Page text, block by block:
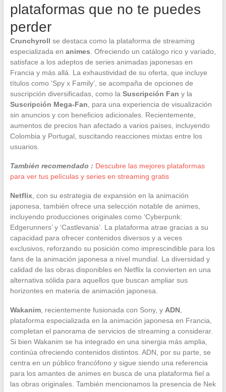
plataformas que no te puedes
perder
Crunchyroll se destaca como la plataforma de streaming
especializada en animes . Ofreciendo un catálogo rico y variado,
satisface a los adeptos de series animadas japonesas en
Francia y más allá. La exhaustividad de su oferta, que incluye
títulos como ‘Spy x Family’, se acompaña de opciones de
suscripción diversificadas, como la Suscripción Fan y la
Suscripción Mega-Fan , para una experiencia de visualización
sin anuncios y con beneficios adicionales. Recientemente,
aumentos de precios han afectado a varios países, incluyendo
Colombia y Portugal, suscitando reacciones mixtas entre los
usuarios.
También recomendado : Descubre las mejores plataformas
para ver tus películas y series en streaming gratis
Netflix, con su estrategia de expansión en la animación
japonesa, también ofrece una selección notable de animes,
incluyendo producciones originales como ‘Cyberpunk:
Edgerunners’ y ‘Castlevania’. La plataforma atrae gracias a su
capacidad para ofrecer contenidos diversos y a veces
exclusivos, reforzando su posición como imprescindible para los
fans de la animación japonesa a nivel mundial. La diversidad y
calidad de las obras disponibles en Netflix la convierten en una
alternativa sólida para aquellos que buscan ampliar sus
horizontes en materia de animación japonesa.
Wakanim, recientemente fusionada con Sony, y ADN,
plataforma especializada en la animación japonesa en Francia,
completan el panorama de servicios de streaming a considerar.
Si bien Wakanim se ha integrado en una sinergia más amplia,
continúa ofreciendo contenidos distintos. ADN, por su parte, se
centra en un público francófono y sigue siendo una referencia
para los amantes de animes en busca de una plataforma fiel a
las obras originales. También mencionamos la presencia de Nek